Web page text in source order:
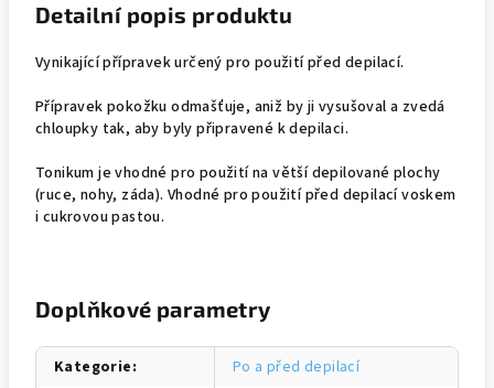
Detailní popis produktu
Vynikající přípravek určený pro použití před depilací.
Přípravek pokožku odmašťuje, aniž by ji vysušoval a zvedá
chloupky tak, aby byly připravené k depilaci.
Tonikum je vhodné pro použití na větší depilované plochy
(ruce, nohy, záda). Vhodné pro použití před depilací voskem
i cukrovou pastou.
Doplňkové parametry
Kategorie:
Po a před depilací